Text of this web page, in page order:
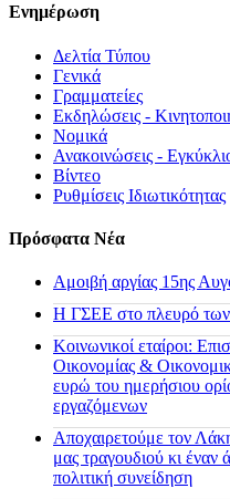
Ενημέρωση
Δελτία Τύπου
Γενικά
Γραμματείες
Εκδηλώσεις -
Νομικά
Ανακοινώσεις -
Βίντεο
Ρυθμίσεις Ιδιωτικότητας
Πρόσφατα Νέα
Αμοιβή αργίας 15ης
H ΓΣΕΕ στο πλευρό
Κοινωνικοί εταίροι:
Οικονομίας &
ευρώ του ημερήσιου
εργαζόμενων
Αποχαιρετούμε τον
μας τραγουδιού κι έναν
πολιτική συνείδηση